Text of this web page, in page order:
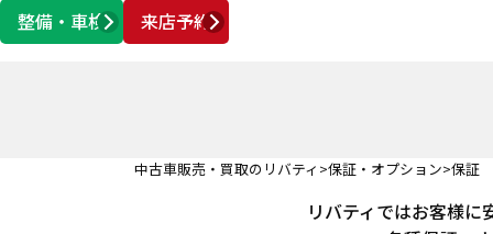
整備・車検
来店予約
営業時間 AM10:00 ～ PM6:00
中古車販売・買取のリバティ 保証・オプション 保証
リバティではお客様